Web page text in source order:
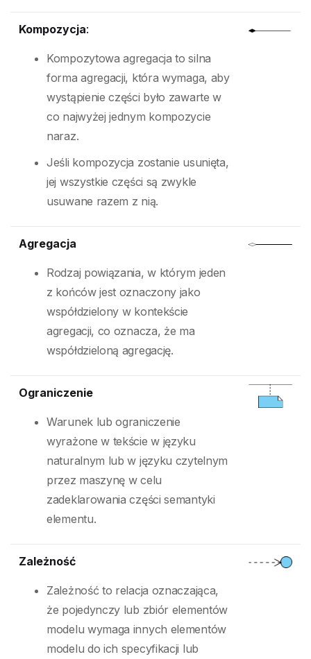
Kompozycja:
Kompozytowa agregacja to silna
forma agregacji, która wymaga, aby
wystąpienie części było zawarte w
co najwyżej jednym kompozycie
naraz.
Jeśli kompozycja zostanie usunięta,
jej wszystkie części są zwykle
usuwane razem z nią.
Agregacja
Rodzaj powiązania, w którym jeden
z końców jest oznaczony jako
współdzielony w kontekście
agregacji, co oznacza, że ma
współdzieloną agregację.
Ograniczenie
Warunek lub ograniczenie
wyrażone w tekście w języku
naturalnym lub w języku czytelnym
przez maszynę w celu
zadeklarowania części semantyki
elementu.
Zależność
Zależność to relacja oznaczająca,
że pojedynczy lub zbiór elementów
modelu wymaga innych elementów
modelu do ich specyfikacji lub